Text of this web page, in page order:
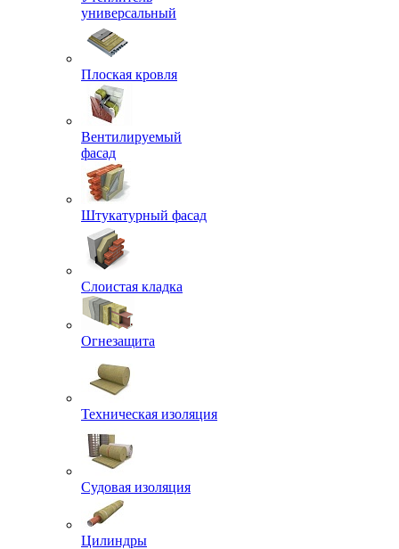
универсальный
Плоская кровля
Вентилируемый
фасад
Штукатурный фасад
Слоистая кладка
Огнезащита
Техническая изоляция
Судовая изоляция
Цилиндры